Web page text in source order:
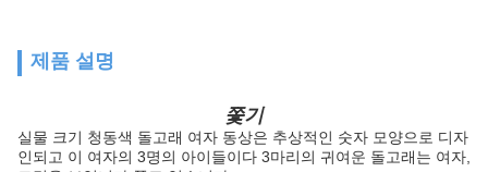
제품 설명
쫓기
실물 크기 청동색 돌고래 여자 동상은 추상적인 숫자 모양으로 디자
인되고 이 여자의 3명의 아이들이다 3마리의 귀여운 돌고래는 여자,